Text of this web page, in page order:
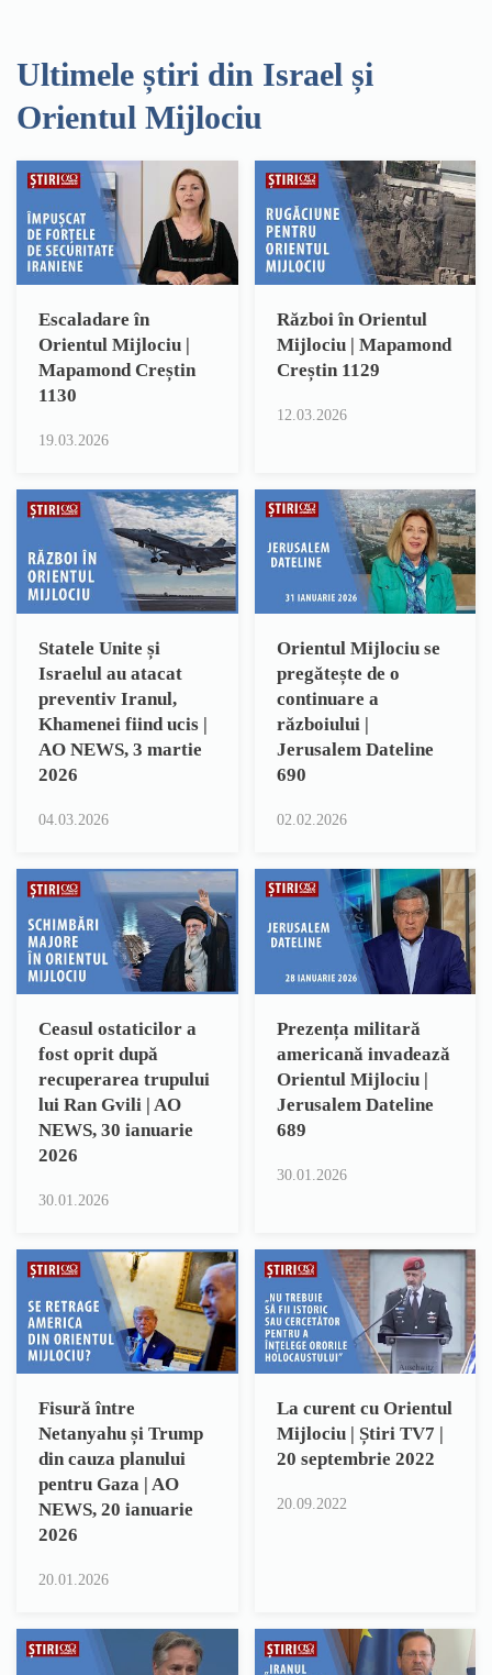
Ultimele știri din Israel și
Orientul Mijlociu
Escaladare în
Orientul Mijlociu |
Mapamond Creștin
1130
19.03.2026
Război în Orientul
Mijlociu | Mapamond
Creștin 1129
12.03.2026
Statele Unite și
Israelul au atacat
preventiv Iranul,
Khamenei fiind ucis |
AO NEWS, 3 martie
2026
04.03.2026
Orientul Mijlociu se
pregătește de o
continuare a
războiului |
Jerusalem Dateline
690
02.02.2026
Ceasul ostaticilor a
fost oprit după
recuperarea trupului
lui Ran Gvili | AO
NEWS, 30 ianuarie
2026
30.01.2026
Prezența militară
americană invadează
Orientul Mijlociu |
Jerusalem Dateline
689
30.01.2026
Fisură între
Netanyahu și Trump
din cauza planului
pentru Gaza | AO
NEWS, 20 ianuarie
2026
20.01.2026
La curent cu Orientul
Mijlociu | Știri TV7 |
20 septembrie 2022
20.09.2022